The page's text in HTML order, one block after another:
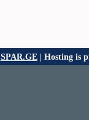
SPAR.GE| Hosting is